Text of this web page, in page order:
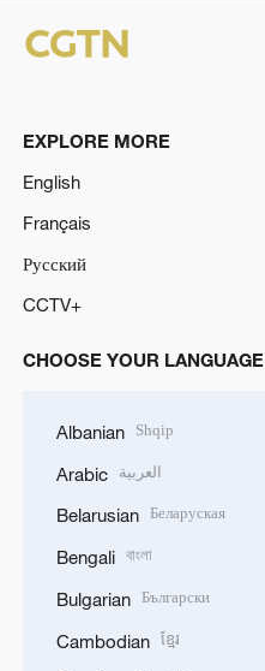
EXPLORE MORE
English
Français
Русский
CCTV+
CHOOSE YOUR LANGUAGE
Albanian Shqip
Arabic العربية
Belarusian Беларуская
Bengali বাংলা
Bulgarian Български
Cambodian ខ្មែរ